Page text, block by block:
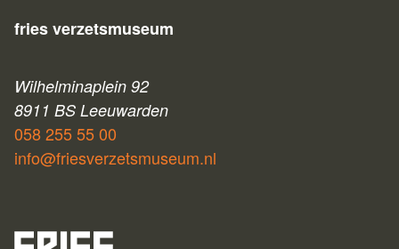
fries verzetsmuseum
Wilhelminaplein 92
8911 BS Leeuwarden
058 255 55 00
info@friesverzetsmuseum.nl